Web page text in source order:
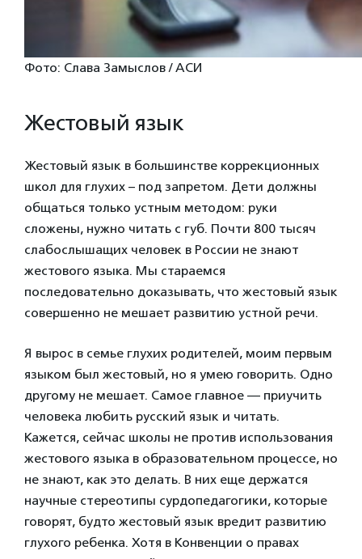
Фото: Слава Замыслов / АСИ
Жестовый язык
Жестовый язык в большинстве коррекционных
школ для глухих – под запретом. Дети должны
общаться только устным методом: руки
сложены, нужно читать с губ. Почти 800 тысяч
слабослышащих человек в России не знают
жестового языка. Мы стараемся
последовательно доказывать, что жестовый язык
совершенно не мешает развитию устной речи.
Я вырос в семье глухих родителей, моим первым
языком был жестовый, но я умею говорить. Одно
другому не мешает. Самое главное — приучить
человека любить русский язык и читать.
Кажется, сейчас школы не против использования
жестового языка в образовательном процессе, но
не знают, как это делать. В них еще держатся
научные стереотипы сурдопедагогики, которые
говорят, будто жестовый язык вредит развитию
глухого ребенка. Хотя в Конвенции о правах